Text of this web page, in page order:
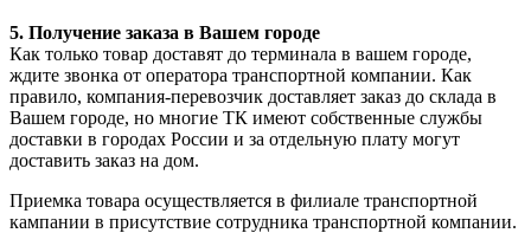
5. Получение заказа в Вашем городе
Как только товар доставят до терминала в вашем городе,
ждите звонка от оператора транспортной компании. Как
правило, компания-перевозчик доставляет заказ до склада в
Вашем городе, но многие ТК имеют собственные службы
доставки в городах России и за отдельную плату могут
доставить заказ на дом.
Приемка товара осуществляется в филиале транспортной
кампании в присутствие сотрудника транспортной компании.